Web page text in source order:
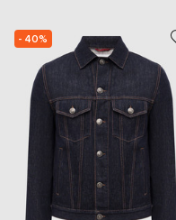
- 40%